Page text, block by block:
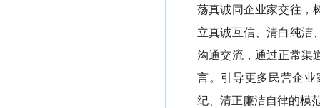
荡真诚同企业家交往，
立真诚互信、清白纯洁
沟通交流，通过正常渠
言。引导更多民营企业
纪、清正廉洁自律的模